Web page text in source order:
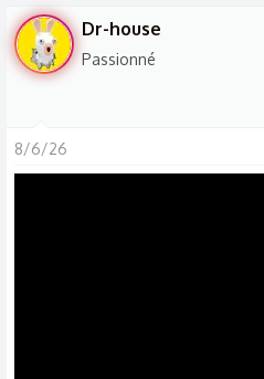
Dr-house
Passionné
8/6/26